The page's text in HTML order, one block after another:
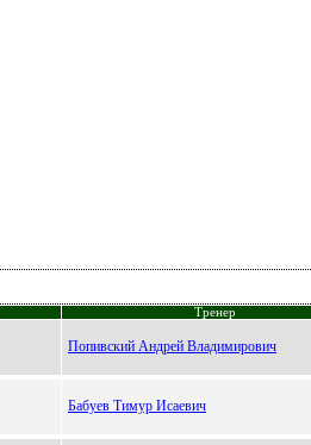
Тренер
Попивский Андрей Владимирович
Бабуев Тимур Исаевич